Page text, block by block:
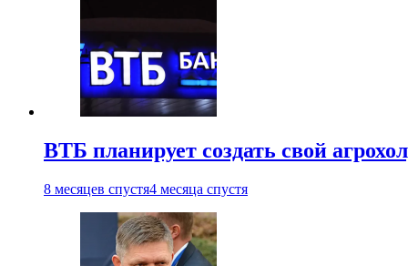
ВТБ планирует создать свой
8 месяцев спустя4 месяца спустя